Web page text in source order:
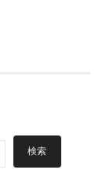
検索